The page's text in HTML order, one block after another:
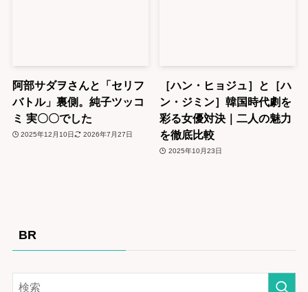
阿部サダヲさんと「セリフ
バトル」裏側。純子ツッコ
ミ 実〇〇でした
2025年12月10日 2026年7月27日
［ハン・ヒョジュ］と［ハ
ン・ジミン］韓国時代劇を
彩る女優対決｜二人の魅力
を徹底比較
2025年10月23日
BR